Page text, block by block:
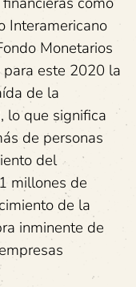
Interamericano
Monetarios
para este 2020 la
de la
lo que significa
de personas
del
millones de
de la
inminente de